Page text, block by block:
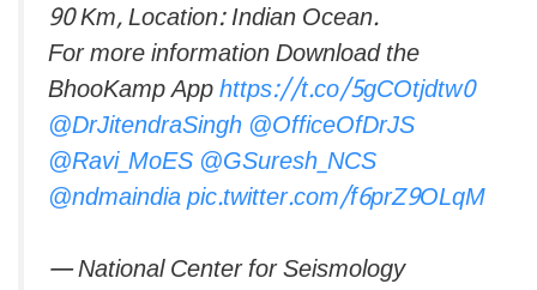
90 Km, Location: Indian Ocean.
For more information Download the
BhooKamp Apphttps://t.co/5gCOtjdtw0
@DrJitendraSingh @OfficeOfDrJS
@Ravi_MoES @GSuresh_NCS
@ndmaindiapic.twitter.com/f6prZ9OLqM
— National Center for Seismology